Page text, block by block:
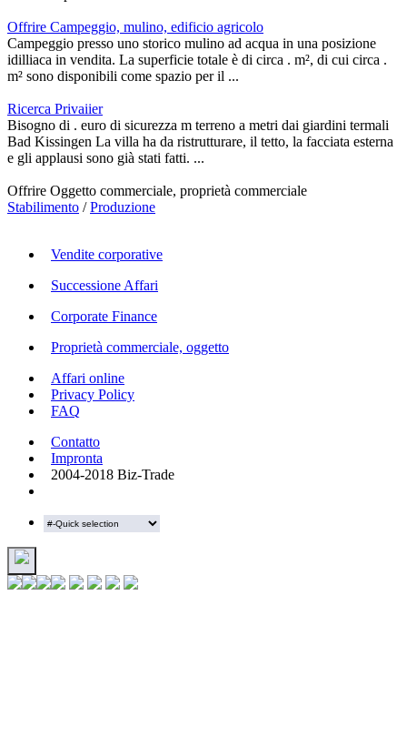
Offrire Campeggio, mulino, edificio agricolo
Campeggio presso uno storico mulino ad acqua in una posizione
idilliaca in vendita. La superficie totale è di circa . m², di cui circa .
m² sono disponibili come spazio per il ...
Ricerca Privaiier
Bisogno di . euro di sicurezza m terreno a metri dai giardini termali
Bad Kissingen La villa ha da ristrutturare, il tetto, la facciata esterna
e gli applausi sono già stati fatti. ...
Offrire Oggetto commerciale, proprietà commerciale
Stabilimento /Produzione
Vendite corporative
Successione Affari
Corporate Finance
Proprietà commerciale, oggetto
Affari online
Privacy Policy
FAQ
Contatto
Impronta
2004-2018 Biz-Trade